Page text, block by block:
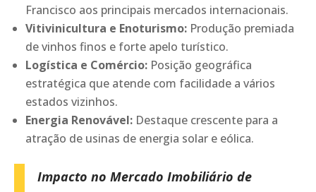
Francisco aos principais mercados internacionais.
Vitivinicultura e Enoturismo: Produção premiada
de vinhos finos e forte apelo turístico.
Logística e Comércio: Posição geográfica
estratégica que atende com facilidade a vários
estados vizinhos.
Energia Renovável: Destaque crescente para a
atração de usinas de energia solar e eólica.
Impacto no Mercado Imobiliário de